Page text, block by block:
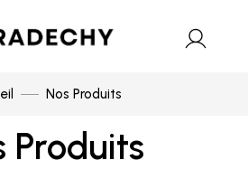
Nos Produits
Produits